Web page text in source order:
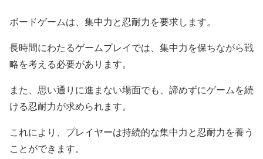
ボードゲームは、集中力と忍耐力を要求します。
長時間にわたるゲームプレイでは、集中力を保ちながら戦
略を考える必要があります。
また、思い通りに進まない場面でも、諦めずにゲームを続
ける忍耐力が求められます。
これにより、プレイヤーは持続的な集中力と忍耐力を養う
ことができます。